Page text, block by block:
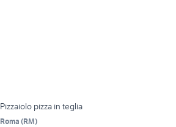
Pizzaiolo pizza in teglia
Roma (RM)